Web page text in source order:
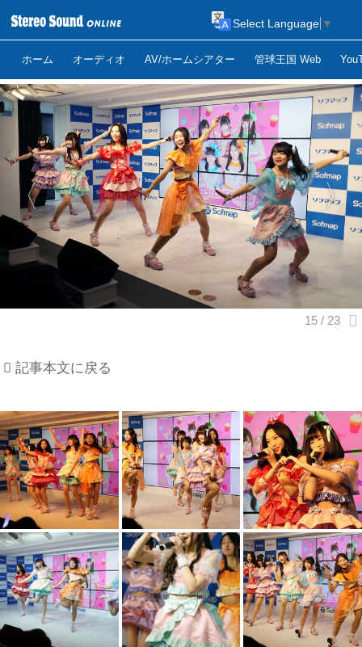
ホーム オーディオ AV/ホームシアター 管球王国 Web
Select Language ▼
記事本文に戻る